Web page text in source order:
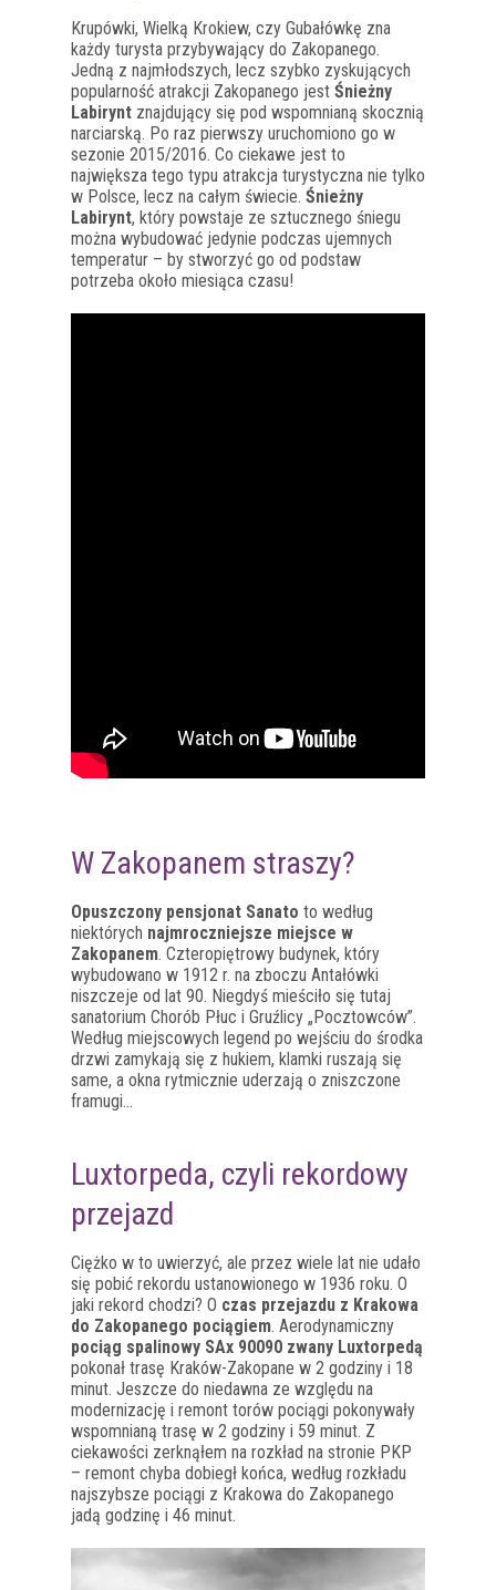
Krupówki, Wielką Krokiew, czy Gubałówkę zna
każdy turysta przybywający do Zakopanego.
Jedną z najmłodszych, lecz szybko zyskujących
popularność atrakcji Zakopanego jest Śnieżny
Labirynt znajdujący się pod wspomnianą skocznią
narciarską. Po raz pierwszy uruchomiono go w
sezonie 2015/2016. Co ciekawe jest to
największa tego typu atrakcja turystyczna nie tylko
w Polsce, lecz na całym świecie. Śnieżny
Labirynt, który powstaje ze sztucznego śniegu
można wybudować jedynie podczas ujemnych
temperatur – by stworzyć go od podstaw
potrzeba około miesiąca czasu!
W Zakopanem straszy?
Opuszczony pensjonat Sanato to według
niektórych najmroczniejsze miejsce w
Zakopanem. Czteropiętrowy budynek, który
wybudowano w 1912 r. na zboczu Antałówki
niszczeje od lat 90. Niegdyś mieściło się tutaj
sanatorium Chorób Płuc i Gruźlicy „Pocztowców”.
Według miejscowych legend po wejściu do środka
drzwi zamykają się z hukiem, klamki ruszają się
same, a okna rytmicznie uderzają o zniszczone
framugi…
Luxtorpeda, czyli rekordowy
przejazd
Ciężko w to uwierzyć, ale przez wiele lat nie udało
się pobić rekordu ustanowionego w 1936 roku. O
jaki rekord chodzi? O czas przejazdu z Krakowa
do Zakopanego pociągiem. Aerodynamiczny
pociąg spalinowy SAx 90090 zwany Luxtorpedą
pokonał trasę Kraków-Zakopane w 2 godziny i 18
minut. Jeszcze do niedawna ze względu na
modernizację i remont torów pociągi pokonywały
wspomnianą trasę w 2 godziny i 59 minut. Z
ciekawości zerknąłem na rozkład na stronie PKP
– remont chyba dobiegł końca, według rozkładu
najszybsze pociągi z Krakowa do Zakopanego
jadą godzinę i 46 minut.